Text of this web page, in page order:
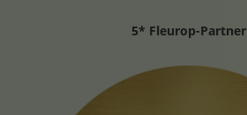
5* Fleurop-Partner